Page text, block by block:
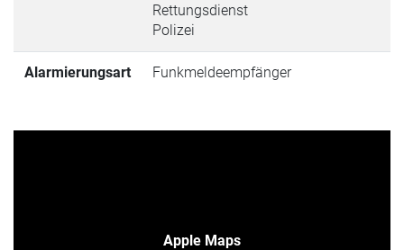
Rettungsdienst
Polizei
Alarmierungsart Funkmeldeempfänger
Apple Maps